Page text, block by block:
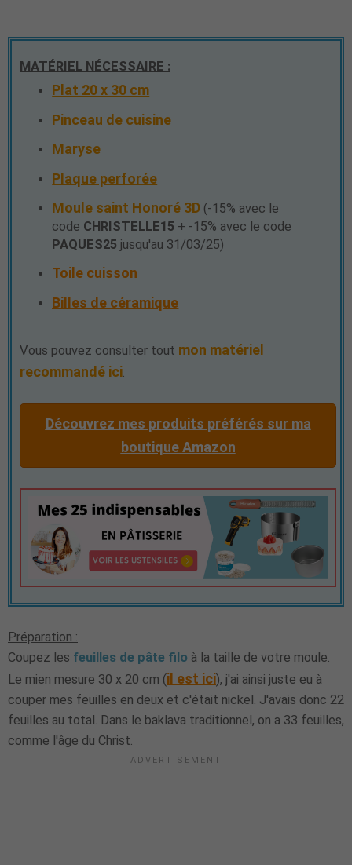
MATÉRIEL NÉCESSAIRE :
Plat 20 x 30 cm
Pinceau de cuisine
Maryse
Plaque perforée
Moule saint Honoré 3D (-15% avec le
code CHRISTELLE15 + -15% avec le code
PAQUES25 jusqu'au 31/03/25)
Toile cuisson
Billes de céramique
Vous pouvez consulter tout mon matériel
recommandé ici.
Découvrez mes produits préférés sur ma
boutique Amazon
Préparation :
Coupez les feuilles de pâte filo à la taille de votre moule.
Le mien mesure 30 x 20 cm (il est ici), j'ai ainsi juste eu à
couper mes feuilles en deux et c'était nickel. J'avais donc 22
feuilles au total. Dans le baklava traditionnel, on a 33 feuilles,
comme l'âge du Christ.